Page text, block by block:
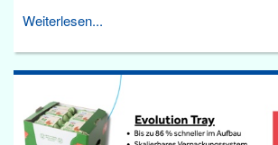
Weiterlesen...